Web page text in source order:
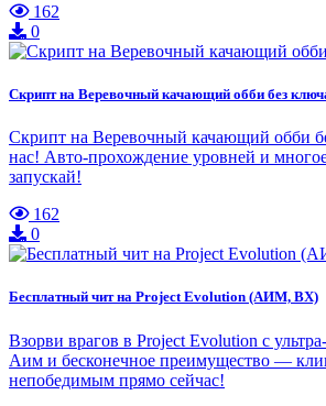
162
0
Скрипт на Веревочный качающий обби без
Скрипт на Веревочный качающий обби
нас! Авто-прохождение уровней и
запускай!
162
0
Бесплатный чит на Project Evolution (АИМ, ВХ)
Взорви врагов в Project Evolution с
Аим и бесконечное преимущество —
непобедимым прямо сейчас!